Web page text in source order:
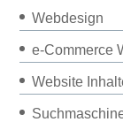
Webdesign
e-Commerce
Website